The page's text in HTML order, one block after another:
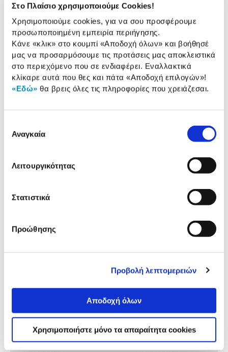
Στο Πλαίσιο χρησιμοποιούμε Cookies!
Χρησιμοποιούμε cookies, για να σου προσφέρουμε
προσωποποιημένη εμπειρία περιήγησης.
Κάνε «κλικ» στο κουμπί «Αποδοχή όλων» και βοήθησέ
μας να προσαρμόσουμε τις προτάσεις μας αποκλειστικά
στο περιεχόμενο που σε ενδιαφέρει. Εναλλακτικά
κλίκαρε αυτά που θες και πάτα «Αποδοχή επιλογών»!
«Εδώ» θα βρεις όλες τις πληροφορίες που χρειάζεσαι.
συγκατάθεσης
Αναγκαία
Λειτουργικότητας
Στατιστικά
Προώθησης
Προβολή λεπτομερειών
Αποδοχή όλων
Χρησιμοποιήστε μόνο τα απαραίτητα cookies
Ταχύτητα Επεξεργαστή:
Αναλυτική
παρουσίαση
Αναλυτική παρουσίαση
προϊόντα σε ενδιαφέρουν!
AMD CPU Ryzen Threadripper
9970X (sTR5/4.0 GHz/128 ΜΒ)
AMD CPU Ryzen
9960X (sTR5/4.2 GHz/128